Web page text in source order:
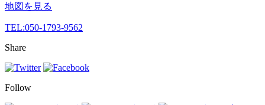
地図を見る
TEL:050-1793-9562
Share
Follow